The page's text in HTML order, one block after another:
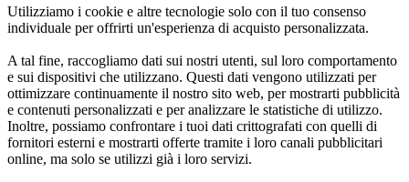
Utilizziamo i cookie e altre tecnologie solo con il tuo consenso
individuale per offrirti un'esperienza di acquisto personalizzata.
A tal fine, raccogliamo dati sui nostri utenti, sul loro comportamento
e sui dispositivi che utilizzano. Questi dati vengono utilizzati per
ottimizzare continuamente il nostro sito web, per mostrarti pubblicità
e contenuti personalizzati e per analizzare le statistiche di utilizzo.
Inoltre, possiamo confrontare i tuoi dati crittografati con quelli di
fornitori esterni e mostrarti offerte tramite i loro canali pubblicitari
online, ma solo se utilizzi già i loro servizi.